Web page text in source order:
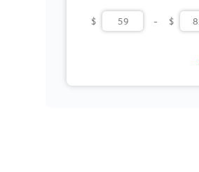
$ - $